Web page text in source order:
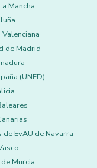
Mancha
de Madrid
(UNED)
de EvAU de Navarra
Murcia